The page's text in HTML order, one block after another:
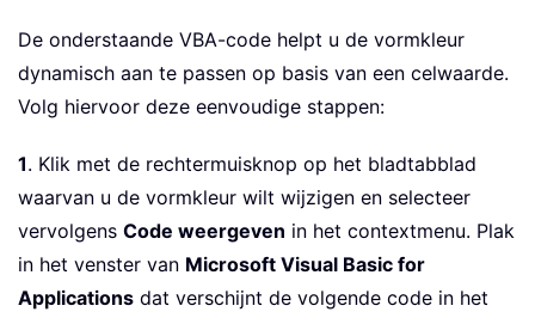
De onderstaande VBA-code helpt u de vormkleur
dynamisch aan te passen op basis van een celwaarde.
Volg hiervoor deze eenvoudige stappen:
1. Klik met de rechtermuisknop op het bladtabblad
waarvan u de vormkleur wilt wijzigen en selecteer
vervolgens Code weergeven in het contextmenu. Plak
in het venster van Microsoft Visual Basic for
Applications dat verschijnt de volgende code in het